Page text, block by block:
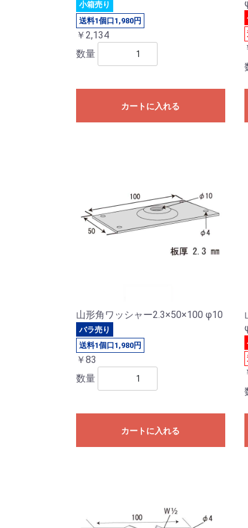
小箱売り
送料1個口1,980円
￥2,134
数量
カートに入れる
山形角ワッシャー2.3×50×100 φ10
バラ売り
送料1個口1,980円
￥83
数量
カートに入れる